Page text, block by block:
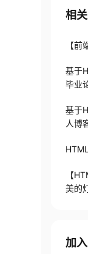
相
【前
基于
毕业
基于
人博
【
美的
加